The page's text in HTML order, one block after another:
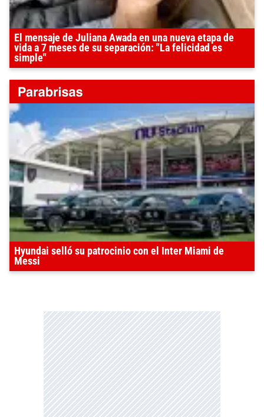
El mensaje de Juliana Awada en una nueva etapa de
vida a 7 meses de su separación: "La felicidad es
simple"
Hyundai selló su patrocinio con el Inter Miami de
Messi